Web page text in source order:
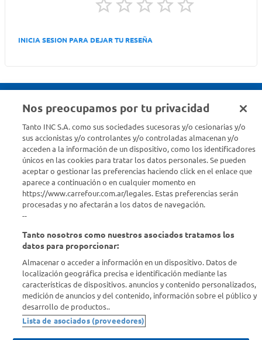
INICIA SESION PARA DEJAR TU RESEÑA
Estamos para ayudarte
¿Tenés una consulta? Comunicate con nosotros acá
Descubrí Carrefour
Conocenos
Info útil
Comprá Online
Nos preocupamos por tu privacidad
Tanto INC S.A. como sus sociedades sucesoras y/o cesionarias y/o
sus accionistas y/o controlantes y/o controladas almacenan y/o
acceden a la información de un dispositivo, como los identificadores
únicos en las cookies para tratar los datos personales. Se pueden
aceptar o gestionar las preferencias haciendo click en el enlace que
aparece a continuación o en cualquier momento en
https://www.carrefour.com.ar/legales. Estas preferencias serán
procesadas y no afectarán a los datos de navegación.
--
Tanto nosotros como nuestros asociados tratamos los
datos para proporcionar:
Almacenar o acceder a información en un dispositivo. Datos de
localización geográfica precisa e identificación mediante las
características de dispositivos. anuncios y contenido personalizados,
medición de anuncios y del contenido, información sobre el público y
desarrollo de productos..
Lista de asociados (proveedores)